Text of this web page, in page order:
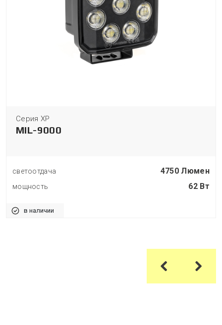
Серия XP
MIL-9000
светоотдача 4750 Люмен
мощность 62 Вт
в наличии